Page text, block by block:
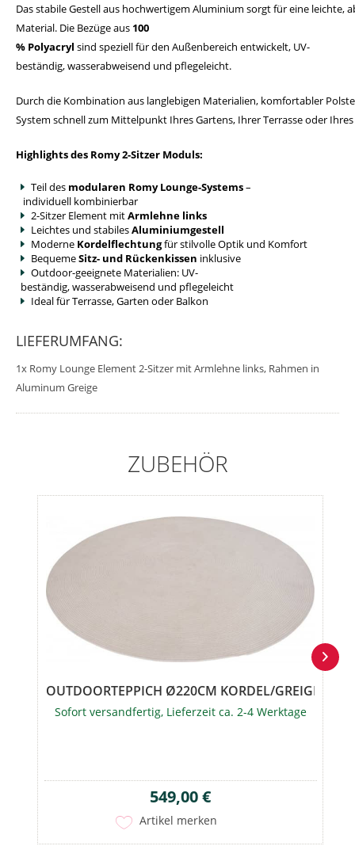
DasstabileGestellaus hochwertigem Aluminium sorgtfüreine leichte,
Material. Die Bezügeaus 100
% Polyacryl sind speziellfürden Außenbereich entwickelt, UV-
beständig,wasserabweisend und pflegeleicht.
Durch die Kombination aus langlebigen Materialien, komfortabler
System schnellzum Mittelpunkt IhresGartens, IhrerTerrasseoder Ihres
Highlightsdes Romy 2-Sitzer Moduls:
Teil des modularen Romy Lounge-Systems–
individuell kombinierbar
2-Sitzer Element mitArmlehne links
Leichtes und stabilesAluminiumgestell
Moderne Kordelflechtungfür stilvolle Optik und Komfort
BequemeSitz- und Rückenkissen inklusive
Outdoor-geeignete Materialien: UV-
beständig,wasserabweisend und pflegeleicht
IdealfürTerrasse,Garten oder Balkon
LIEFERUMFANG:
1x Romy Lounge Element 2-Sitzer mit Armlehne links, Rahmen in
Aluminum Greige
ZUBEHÖR
OUTDOORTEPPICH Ø220CM KORDEL/GREIGE
Sofort versandfertig, Lieferzeit ca. 2-4 Werktage
Artikel merken
549,00 €